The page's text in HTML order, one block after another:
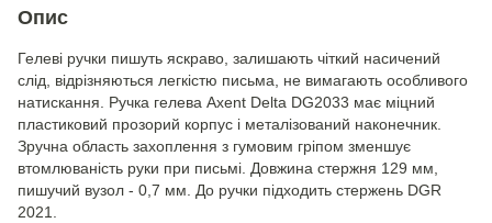
Опис
Гелеві ручки пишуть яскраво, залишають чіткий насичений
слід, відрізняються легкістю письма, не вимагають особливого
натискання. Ручка гелева Axent Delta DG2033 має міцний
пластиковий прозорий корпус і металізований наконечник.
Зручна область захоплення з гумовим гріпом зменшує
втомлюваність руки при письмі. Довжина стержня 129 мм,
пишучий вузол - 0,7 мм. До ручки підходить стержень DGR
2021.